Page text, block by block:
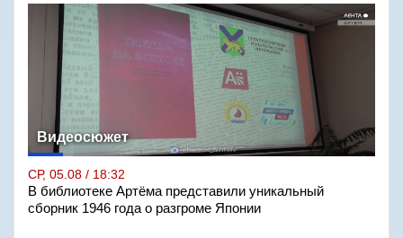
Видеосюжет
СР, 05.08 / 18:32
В библиотеке Артёма представили уникальный
сборник 1946 года о разгроме Японии